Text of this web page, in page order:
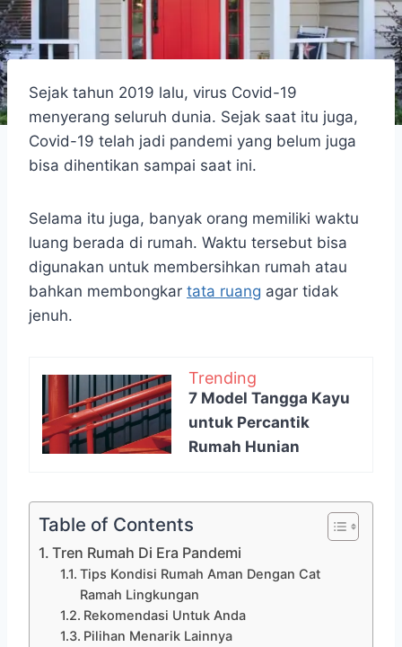
Sejak tahun 2019 lalu, virus Covid-19
menyerang seluruh dunia. Sejak saat itu juga,
Covid-19 telah jadi pandemi yang belum juga
bisa dihentikan sampai saat ini.
Selama itu juga, banyak orang memiliki waktu
luang berada di rumah. Waktu tersebut bisa
digunakan untuk membersihkan rumah atau
bahkan membongkar tata ruang agar tidak
jenuh.
Trending
7 Model Tangga Kayu
untuk Percantik
Rumah Hunian
Table of Contents
Tren Rumah Di Era Pandemi
Tips Kondisi Rumah Aman Dengan Cat
Ramah Lingkungan
Rekomendasi Untuk Anda
Pilihan Menarik Lainnya